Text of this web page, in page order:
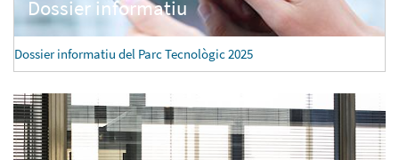
Dossier informatiu del Parc Tecnològic 2025